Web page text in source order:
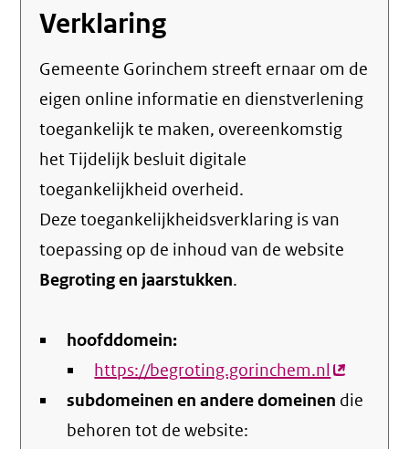
Verklaring
Gemeente Gorinchem streeft ernaar om de
eigen online informatie en dienstverlening
toegankelijk te maken, overeenkomstig
hetTijdelijk besluit digitale
toegankelijkheid overheid.
Deze toegankelijkheidsverklaring is van
toepassing op de inhoud van de website
Begroting en jaarstukken.
hoofddomein:
https://begroting.gorinchem.nl(externe
link)
subdomeinen en andere domeinen die
behoren tot de website: